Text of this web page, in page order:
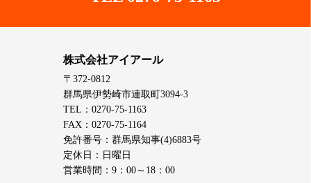
株式会社アイアール
〒372-0812
群馬県伊勢崎市連取町3094-3
TEL：0270-75-1163
FAX：0270-75-1164
免許番号：群馬県知事(4)6883号
定休日：日曜日
営業時間：9：00～18：00